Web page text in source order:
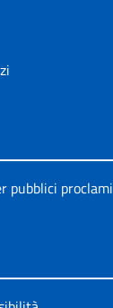
pubblici proclami